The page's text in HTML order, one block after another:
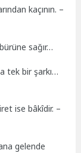
kaçının. –
sağır…
tek bir şarkı…
ise bâkîdir. –
gelende